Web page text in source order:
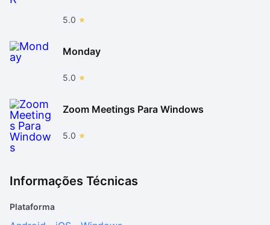
5.0
Monday
5.0
Zoom Meetings Para Windows
5.0
Informações Técnicas
Plataforma